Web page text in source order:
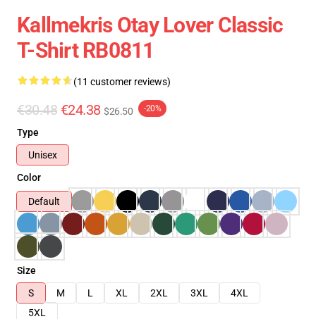
Kallmekris Otay Lover Classic
T-Shirt RB0811
(11 customer reviews)
€30.48 €24.38 $26.50 -20%
Type
Unisex
Color
Default
Size
S
M L XL 2XL 3XL
4XL
5XL